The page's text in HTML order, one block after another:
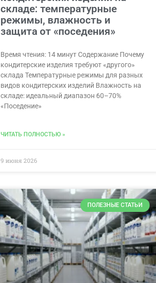
складе: температурные
режимы, влажность и
защита от «поседения»
Время чтения: 14 минут Содержание Почему
кондитерские изделия требуют «другого»
склада Температурные режимы для разных
видов кондитерских изделий Влажность на
складе: идеальный диапазон 60–70%
«Поседение»
ЧИТАТЬ ПОЛНОСТЬЮ »
9 июня 2026
ПОЛЕЗНЫЕ СТАТЬИ